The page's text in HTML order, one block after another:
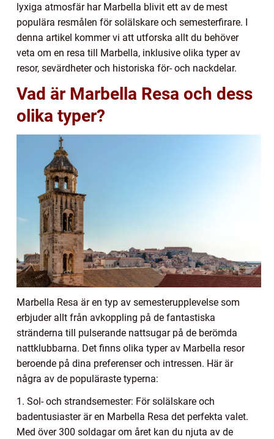
lyxiga atmosfär har Marbella blivit ett av de mest
populära resmålen för solälskare och semesterfirare. I
denna artikel kommer vi att utforska allt du behöver
veta om en resa till Marbella, inklusive olika typer av
resor, sevärdheter och historiska för- och nackdelar.
Vad är Marbella Resa och dess
olika typer?
Marbella Resa är en typ av semesterupplevelse som
erbjuder allt från avkoppling på de fantastiska
stränderna till pulserande nattsugar på de berömda
nattklubbarna. Det finns olika typer av Marbella resor
beroende på dina preferenser och intressen. Här är
några av de populäraste typerna:
1. Sol- och strandsemester: För solälskare och
badentusiaster är en Marbella Resa det perfekta valet.
Med över 300 soldagar om året kan du njuta av de